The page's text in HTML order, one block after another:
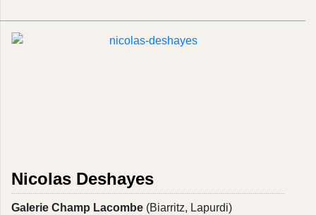
Nicolas Deshayes
Galerie Champ Lacombe (Biarritz, Lapurdi)